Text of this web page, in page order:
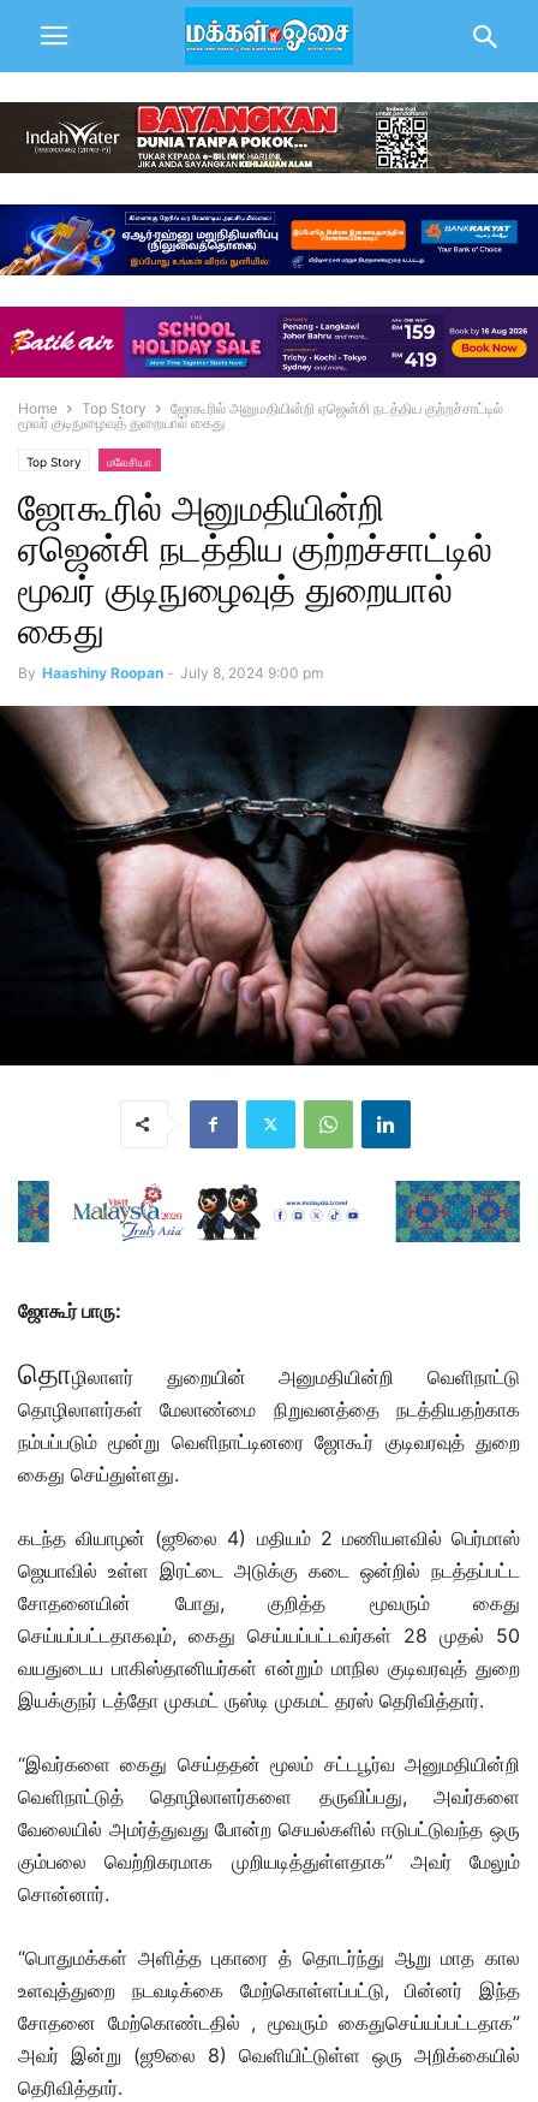
Home Top Story
ஜோகூரில் அனுமதியின்றி ஏஜென்சி நடத்திய குற்றச்சாட்டில்
மூவர் குடிநுழைவுத் துறையால் கைது
Top Story மலேசியா
ஜோகூரில் அனுமதியின்றி
ஏஜென்சி நடத்திய குற்றச்சாட்டில்
மூவர் குடிநுழைவுத் துறையால்
கைது
By Haashiny Roopan - July 8, 2024 9:00 pm
ஜோகூர் பாரு:
தொழிலாளர் துறையின் அனுமதியின்றி வெளிநாட்டு
தொழிலாளர்கள் மேலாண்மை நிறுவனத்தை நடத்தியதற்காக
நம்பப்படும் மூன்று வெளிநாட்டினரை ஜோகூர் குடிவரவுத் துறை
கைது செய்துள்ளது.
கடந்த வியாழன் (ஜூலை 4) மதியம் 2 மணியளவில் பெர்மாஸ்
ஜெயாவில் உள்ள இரட்டை அடுக்கு கடை ஒன்றில் நடத்தப்பட்ட
சோதனையின் போது, குறித்த மூவரும் கைது
செய்யப்பட்டதாகவும், கைது செய்யப்பட்டவர்கள் 28 முதல் 50
வயதுடைய பாகிஸ்தானியர்கள் என்றும் மாநில குடிவரவுத் துறை
இயக்குநர் டத்தோ முகமட் ருஸ்டி முகமட் தரஸ் தெரிவித்தார்.
“இவர்களை கைது செய்ததன் மூலம் சட்டபூர்வ அனுமதியின்றி
வெளிநாட்டுத் தொழிலாளர்களை தருவிப்பது, அவர்களை
வேலையில் அமர்த்துவது போன்ற செயல்களில் ஈடுபட்டுவந்த ஒரு
கும்பலை வெற்றிகரமாக முறியடித்துள்ளதாக” அவர் மேலும்
சொன்னார்.
“பொதுமக்கள் அளித்த புகாரை த் தொடர்ந்து ஆறு மாத கால
உளவுத்துறை நடவடிக்கை மேற்கொள்ளப்பட்டு, பின்னர் இந்த
சோதனை மேற்கொண்டதில் , மூவரும் கைதுசெய்யப்பட்டதாக”
அவர் இன்று (ஜூலை 8) வெளியிட்டுள்ள ஒரு அறிக்கையில்
தெரிவித்தார்.